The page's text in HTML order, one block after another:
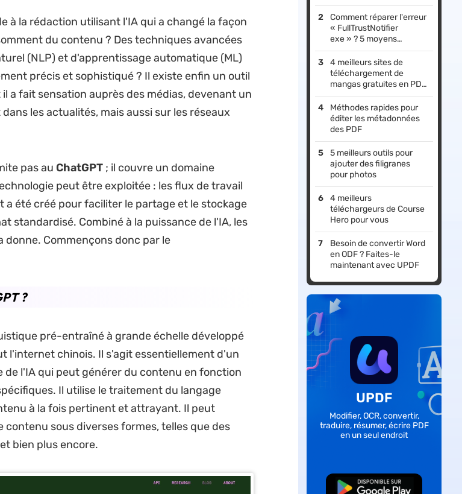
à la rédaction utilisant l'IA qui a changé la façon
du contenu ? Des techniques avancées
(NLP) et d'apprentissage automatique (ML)
précis et sophistiqué ? Il existe enfin un outil
a fait sensation auprès des médias, devenant un
les actualités, mais aussi sur les réseaux
pas au ChatGPT; il couvre un domaine
peut être exploitée : les flux de travail
a été créé pour faciliter le partage et le stockage
standardisé. Combiné à la puissance de l'IA, les
Commençons donc par le
?
pré-entraîné à grande échelle développé
l'internet chinois. Il s'agit essentiellement d'un
l'IA qui peut générer du contenu en fonction
Il utilise le traitement du langage
à la fois pertinent et attrayant. Il peut
sous diverses formes, telles que des
bien plus encore.
Comment réparer l'erreur
« FullTrustNotifier
exe » ? 5 moyens
efficaces
4 meilleurs sites de
téléchargement de
mangas gratuites en PDF
(100% fonctionnels)
Méthodes rapides pour
éditer les métadonnées
des PDF
5 meilleurs outils pour
ajouter des filigranes
pour photos
4 meilleurs
téléchargeurs de Course
Hero pour vous
Besoin de convertir Word
en ODF ? Faites-le
maintenant avec UPDF
UPDF
Modifier, OCR, convertir,
traduire, résumer, écrire PDF
en un seul endroit
TÉLÉCHARGER